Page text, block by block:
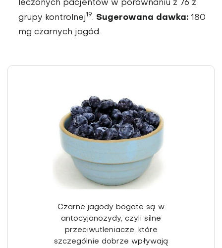
leczonych pacjentów w porównaniu z 76 z
grupy kontrolnej19. Sugerowana dawka: 180
mg czarnych jagód.
Czarne jago­dy bogate są w
antocyjanozy­dy, czyli silne
przeciwutlenia­cze, które
szczególnie dobrze wpływają